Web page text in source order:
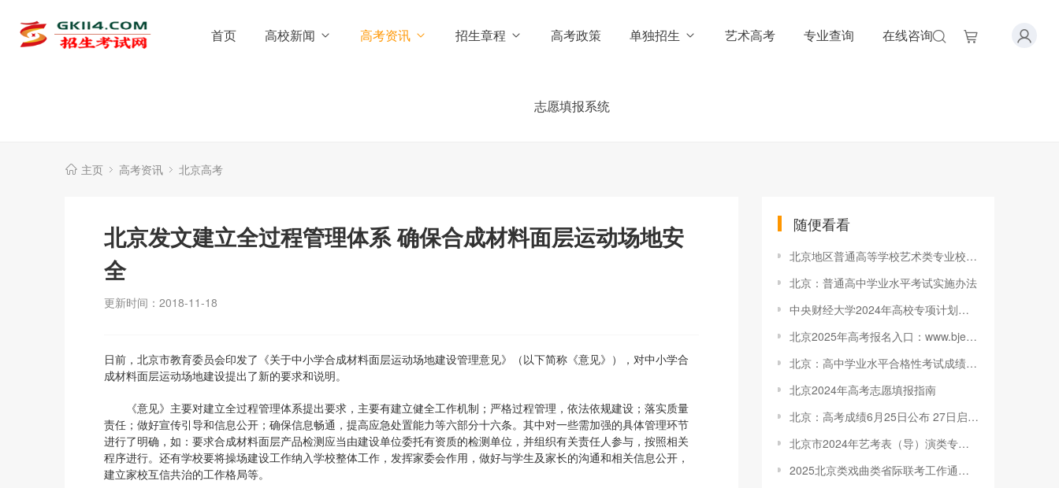
首页 高校新闻 高考资讯 招生章程 高考政策 单独招生 艺术高考 专业查询 在线咨询
志愿填报系统
主页 高考资讯 北京高考
北京发文建立全过程管理体系 确保合成材料面层运动场地安
全
更新时间：2018-11-18
日前，北京市教育委员会印发了《关于中小学合成材料面层运动场地建设管理意见》（以下简称《意见》），对中小学合
成材料面层运动场地建设提出了新的要求和说明。
《意见》主要对建立全过程管理体系提出要求，主要有建立健全工作机制；严格过程管理，依法依规建设；落实质量
责任；做好宣传引导和信息公开；确保信息畅通，提高应急处置能力等六部分十六条。其中对一些需加强的具体管理环节
进行了明确，如：要求合成材料面层产品检测应当由建设单位委托有资质的检测单位，并组织有关责任人参与，按照相关
程序进行。还有学校要将操场建设工作纳入学校整体工作，发挥家委会作用，做好与学生及家长的沟通和相关信息公开，
建立家校互信共治的工作格局等。
随便看看
北京地区普通高等学校艺术类专业校考资格名单
北京：普通高中学业水平考试实施办法
中央财经大学2024年高校专项计划招生简章
北京2025年高考报名入口：www.bjeea.cn
北京：高中学业水平合格性考试成绩认证及成绩证明办理须知
北京2024年高考志愿填报指南
北京：高考成绩6月25日公布 27日启动本科志愿填报
北京市2024年艺考表（导）演类专业考试时间及地点
2025北京类戏曲类省际联考工作通知发布